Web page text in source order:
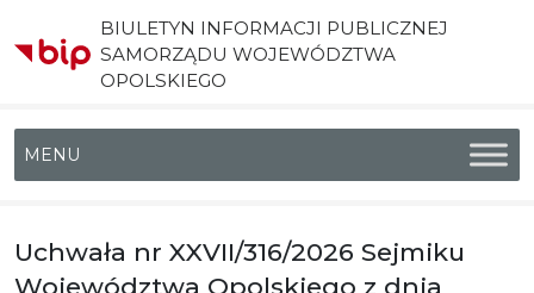
BIULETYN INFORMACJI PUBLICZNEJ
SAMORZĄDU WOJEWÓDZTWA
OPOLSKIEGO
Menu główne
Uchwała nr XXVII/316/2026 Sejmiku
Województwa Opolskiego z dnia